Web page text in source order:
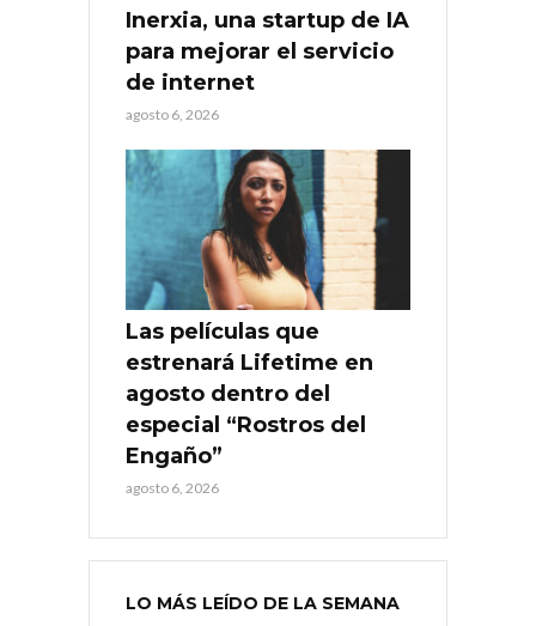
Inerxia, una startup de IA
para mejorar el servicio
de internet
agosto 6, 2026
Las películas que
estrenará Lifetime en
agosto dentro del
especial “Rostros del
Engaño”
agosto 6, 2026
LO MÁS LEÍDO DE LA SEMANA